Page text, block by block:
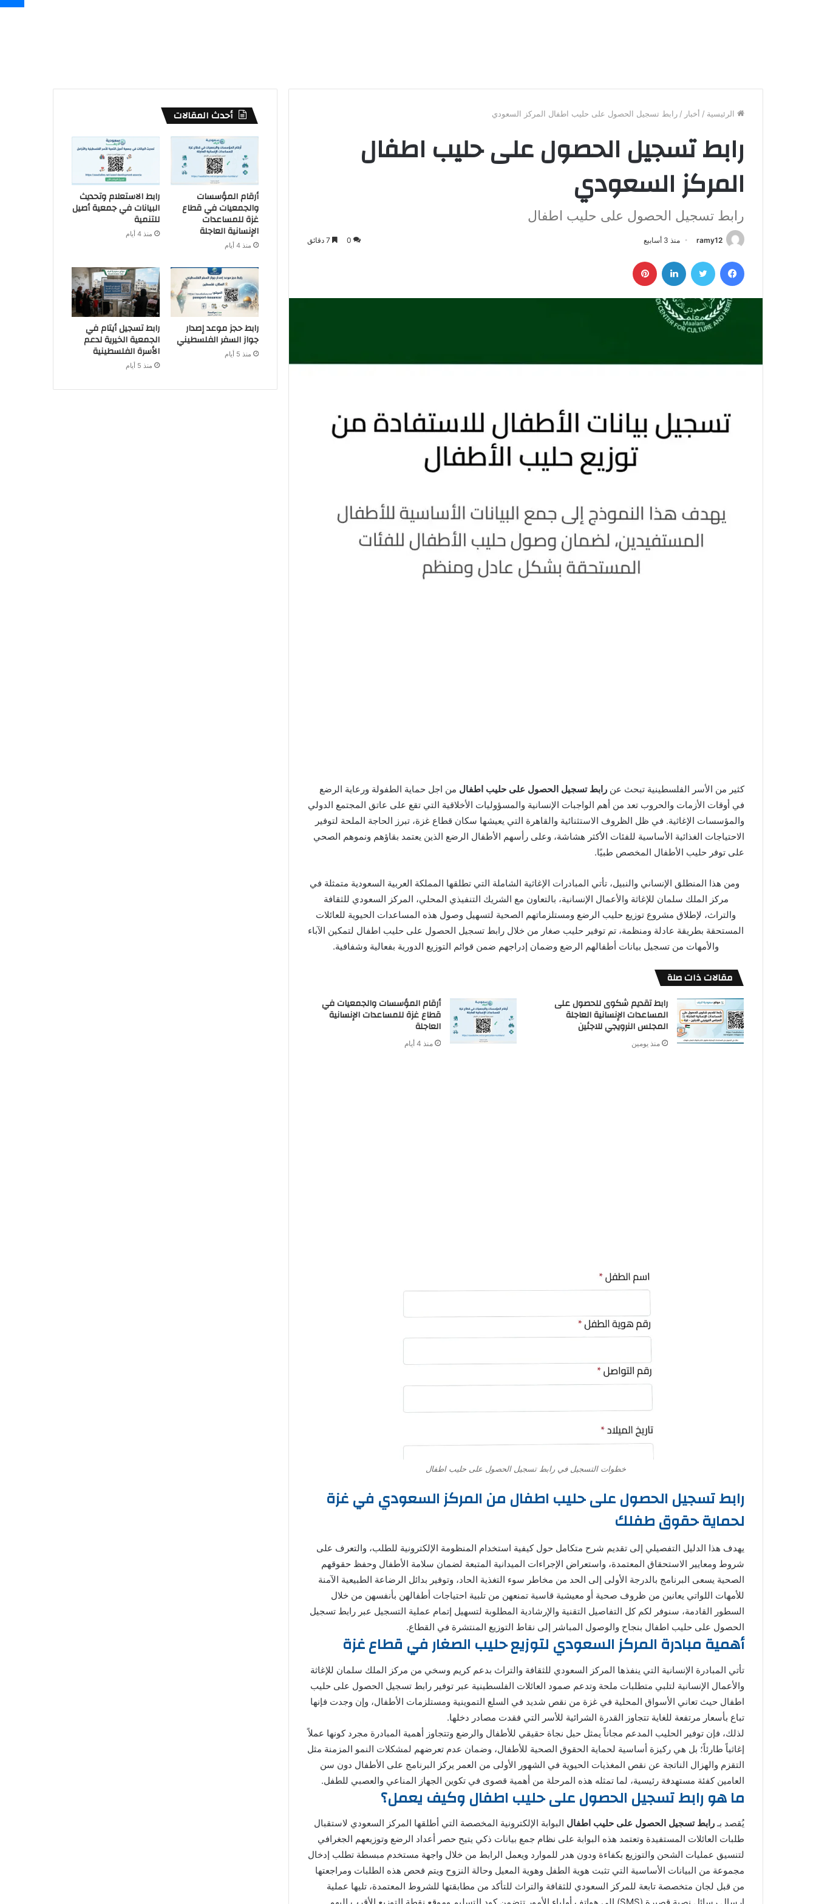
الرئيسية / أخبار / رابط تسجيل الحصول على حليب اطفال المركز السعودي
رابط تسجيل الحصول على حليب اطفال
المركز السعودي
رابط تسجيل الحصول على حليب اطفال
ramy12 منذ 3 أسابيع 0
فيسبوك تويتر لينكدإن
كثير من الأسر الفلسطينية تبحث عن رابط تسجيل الحصول على حليب اطفال من اجل حماية الطفولة ورعاية الرضع
في أوقات الأزمات والحروب تعد من أهم الواجبات الإنسانية والمسؤوليات الأخلاقية التي تقع على عاتق المجتمع الدولي
والمؤسسات الإغاثية. في ظل الظروف الاستثنائية والقاهرة التي يعيشها سكان قطاع غزة، تبرز الحاجة الملحة لتوفير
الاحتياجات الغذائية الأساسية للفئات الأكثر هشاشة، وعلى رأسهم الأطفال الرضع الذين يعتمد بقاؤهم ونموهم الصحي
على توفر حليب الأطفال المخصص طبيًا.
ومن هذا المنطلق الإنساني والنبيل، تأتي المبادرات الإغاثية الشاملة التي تطلقها المملكة العربية السعودية متمثلة في
مركز الملك سلمان للإغاثة والأعمال الإنسانية، بالتعاون مع الشريك التنفيذي المحلي، المركز السعودي للثقافة
والتراث، لإطلاق مشروع توزيع حليب الرضع ومستلزماتهم الصحية لتسهيل وصول هذه المساعدات الحيوية للعائلات
المستحقة بطريقة عادلة ومنظمة، تم توفير حليب صغار من خلال رابط تسجيل الحصول على حليب اطفال لتمكين الآباء
والأمهات من تسجيل بيانات أطفالهم الرضع وضمان إدراجهم ضمن قوائم التوزيع الدورية بفعالية وشفافية.
مقالات ذات صلة
رابط تقديم شكوى للحصول على
المساعدات الإنسانية العاجلة
المجلس النرويجي للاجئين
منذ يومين
أرقام المؤسسات والجمعيات في
قطاع غزة للمساعدات الإنسانية
العاجلة
منذ 4 أيام
خطوات التسجيل في رابط تسجيل الحصول على حليب اطفال
رابط تسجيل الحصول على حليب اطفال من المركز السعودي في غزة
لحماية حقوق طفلك
يهدف هذا الدليل التفصيلي إلى تقديم شرح متكامل حول كيفية استخدام المنظومة الإلكترونية للطلب، والتعرف على
شروط ومعايير الاستحقاق المعتمدة، واستعراض الإجراءات الميدانية المتبعة لضمان سلامة الأطفال وحفظ حقوقهم
الصحية يسعى البرنامج بالدرجة الأولى إلى الحد من مخاطر سوء التغذية الحاد، وتوفير بدائل الرضاعة الطبيعية الآمنة
للأمهات اللواتي يعانين من ظروف صحية أو معيشية قاسية تمنعهن من تلبية احتياجات أطفالهن بأنفسهن من خلال
السطور القادمة، سنوفر لكم كل التفاصيل التقنية والإرشادية المطلوبة لتسهيل إتمام عملية التسجيل عبر رابط تسجيل
الحصول على حليب اطفال بنجاح والوصول المباشر إلى نقاط التوزيع المنتشرة في القطاع.
أهمية مبادرة المركز السعودي لتوزيع حليب الصغار في قطاع غزة
تأتي المبادرة الإنسانية التي ينفذها المركز السعودي للثقافة والتراث بدعم كريم وسخي من مركز الملك سلمان للإغاثة
والأعمال الإنسانية لتلبي متطلبات ملحة وتدعم صمود العائلات الفلسطينية عبر توفير رابط تسجيل الحصول على حليب
اطفال حيث تعاني الأسواق المحلية في غزة من نقص شديد في السلع التموينية ومستلزمات الأطفال، وإن وجدت فإنها
تباع بأسعار مرتفعة للغاية تتجاوز القدرة الشرائية للأسر التي فقدت مصادر دخلها.
لذلك، فإن توفير الحليب المدعم مجاناً يمثل حبل نجاة حقيقي للأطفال والرضع وتتجاوز أهمية المبادرة مجرد كونها عملاً
إغاثياً طارئاً؛ بل هي ركيزة أساسية لحماية الحقوق الصحية للأطفال، وضمان عدم تعرضهم لمشكلات النمو المزمنة مثل
التقزم والهزال الناتجة عن نقص المغذيات الحيوية في الشهور الأولى من العمر يركز البرنامج على الأطفال دون سن
العامين كفئة مستهدفة رئيسية، لما تمثله هذه المرحلة من أهمية قصوى في تكوين الجهاز المناعي والعصبي للطفل.
ما هو رابط تسجيل الحصول على حليب اطفال وكيف يعمل؟
يُقصد بـرابط تسجيل الحصول على حليب اطفال البوابة الإلكترونية المخصصة التي أطلقها المركز السعودي لاستقبال
طلبات العائلات المستفيدة وتعتمد هذه البوابة على نظام جمع بيانات ذكي يتيح حصر أعداد الرضع وتوزيعهم الجغرافي
لتنسيق عمليات الشحن والتوزيع بكفاءة ودون هدر للموارد ويعمل الرابط من خلال واجهة مستخدم مبسطة تطلب إدخال
مجموعة من البيانات الأساسية التي تثبت هوية الطفل وهوية المعيل وحالة النزوح ويتم فحص هذه الطلبات ومراجعتها
من قبل لجان متخصصة تابعة للمركز السعودي للثقافة والتراث للتأكد من مطابقتها للشروط المعتمدة، تليها عملية
أحدث المقالات
أرقام المؤسسات
والجمعيات في قطاع
غزة للمساعدات
الإنسانية العاجلة
منذ 4 أيام
رابط الاستعلام وتحديث
البيانات في جمعية أصيل
للتنمية
منذ 4 أيام
رابط حجز موعد إصدار
جواز السفر الفلسطيني
منذ 5 أيام
رابط تسجيل أيتام في
الجمعية الخيرية لدعم
الأسرة الفلسطينية
منذ 5 أيام